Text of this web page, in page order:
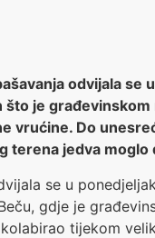
odvijala se
što je
vrućine. Do
terena jedva moglo
se u
gdje je
tijekom